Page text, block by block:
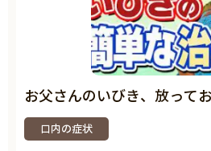
お父さんのいびき、放って
口内の症状